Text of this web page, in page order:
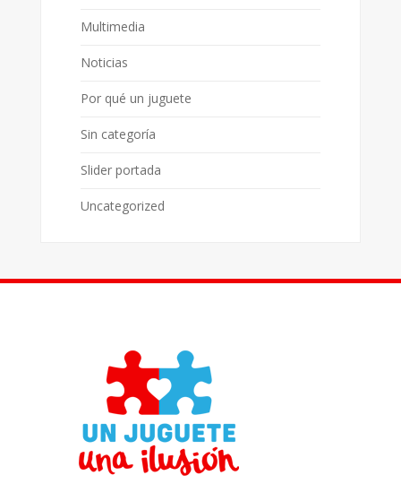
Multimedia
Noticias
Por qué un juguete
Sin categoría
Slider portada
Uncategorized